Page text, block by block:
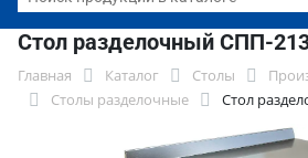
Стол разделочный СПП-
Главная Каталог Столы
Столы разделочные
Стол